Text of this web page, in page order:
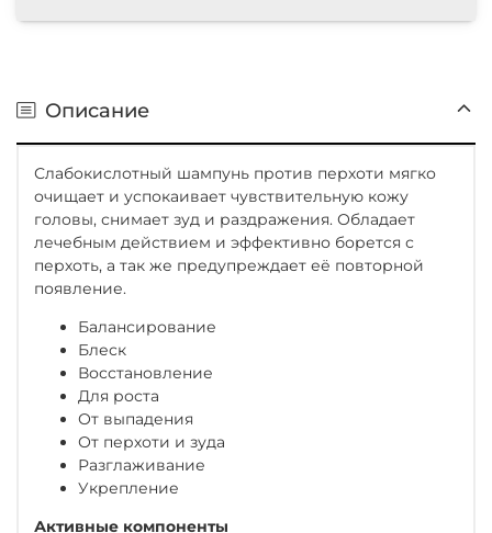
Описание
Слабокислотный шампунь против перхоти мягко
очищает и успокаивает чувствительную кожу
головы, снимает зуд и раздражения. Обладает
лечебным действием и эффективно борется с
перхоть, а так же предупреждает её повторной
появление.
Балансирование
Блеск
Восстановление
Для роста
От выпадения
От перхоти и зуда
Разглаживание
Укрепление
Активные компоненты